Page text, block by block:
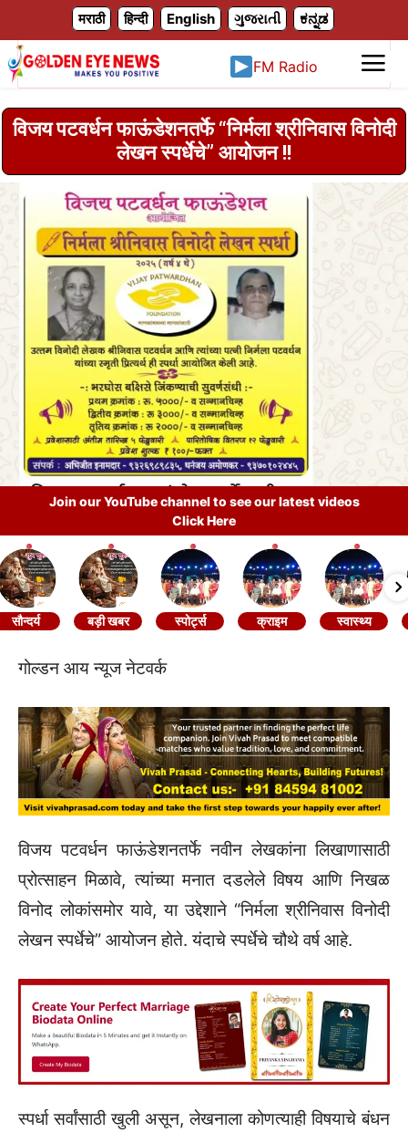
मराठी हिन्दी English ગુજરાતી ಕನ್ನಡ
FM Radio
विजय पटवर्धन फाऊंडेशनतर्फे “निर्मला श्रीनिवास विनोदी
लेखन स्पर्धेचे” आयोजन !!
Join our YouTube channel to see our latest videos
Click Here
सौन्दर्य बड़ी खबर स्पोर्ट्स क्राइम स्वास्थ्य
गोल्डन आय न्यूज नेटवर्क
विजय पटवर्धन फाऊंडेशनतर्फे नवीन लेखकांना लिखाणासाठी
प्रोत्साहन मिळावे, त्यांच्या मनात दडलेले विषय आणि निखळ
विनोद लोकांसमोर यावे, या उद्देशाने “निर्मला श्रीनिवास विनोदी
लेखन स्पर्धेचे” आयोजन होते. यंदाचे स्पर्धेचे चौथे वर्ष आहे.
स्पर्धा सर्वांसाठी खुली असून, लेखनाला कोणत्याही विषयाचे बंधन